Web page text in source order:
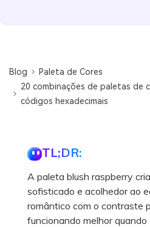
Blog
Paleta de Cores
20 combinações de paletas de
códigos hexadecimais
TL;DR:
A paleta blush raspberry
sofisticado e acolhedor ao
romântico com o contraste
funcionando melhor